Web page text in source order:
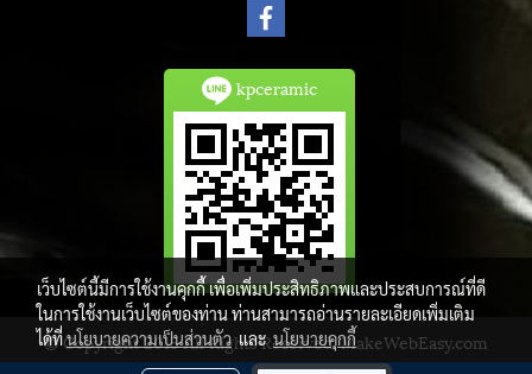
kpceramic
© Copyright 2015 All Rights Reserved. MakeWebEasy.com
เว็บไซต์นี้มีการใช้งานคุกกี้ เพื่อเพิ่มประสิทธิภาพและประสบการณ์ที่ดี
ในการใช้งานเว็บไซต์ของท่าน ท่านสามารถอ่านรายละเอียดเพิ่มเติม
ได้ที่นโยบายความเป็นส่วนตัวและนโยบายคุกกี้